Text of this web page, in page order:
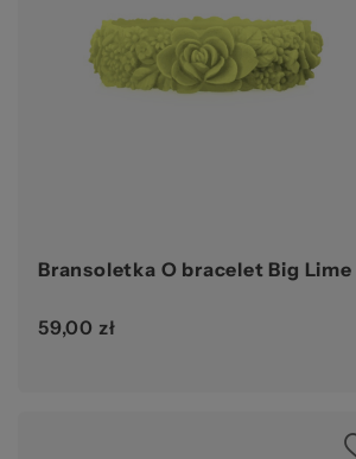
Bransoletka O bracelet Big Lime
59,00 zł